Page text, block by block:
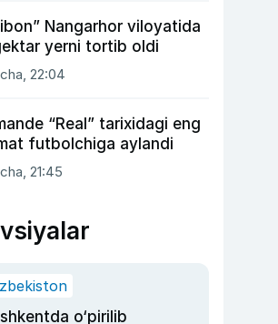
Nangarhor viloyatida
yerni tortib oldi
22:04
“Real” tarixidagi eng
futbolchiga aylandi
21:45
o‘pirilib